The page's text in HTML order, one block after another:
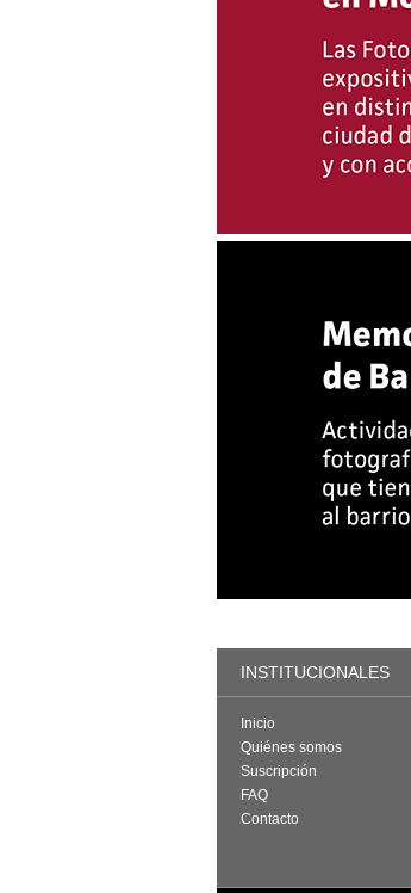
INSTITUCIONALES
Inicio
Quiénes somos
Suscripción
FAQ
Contacto